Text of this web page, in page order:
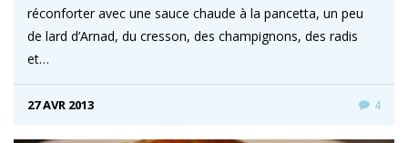
réconforter avec une sauce chaude à la pancetta, un peu
de lard d’Arnad, du cresson, des champignons, des radis
et…
27 AVR 2013 4